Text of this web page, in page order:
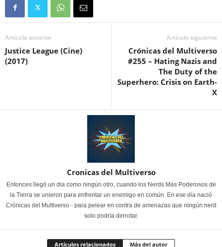
Artículo anterior
Justice League (Cine)
(2017)
Artículo siguiente
Crónicas del Multiverso
#255 – Hating Nazis and
The Duty of the
Superhero: Crisis on Earth-
X
Cronicas del Multiverso
Entonces llegó un dia como ningún otro, cuando los Nerds Más Poderosos de
la Tierra se unieron para enfrentar un enemigo en común. En ese día nació
Crónicas del Multiverso - para pelear en contra de amenazas que ningún nerd
solo podría derrotar.
Artículos relacionados Más del autor